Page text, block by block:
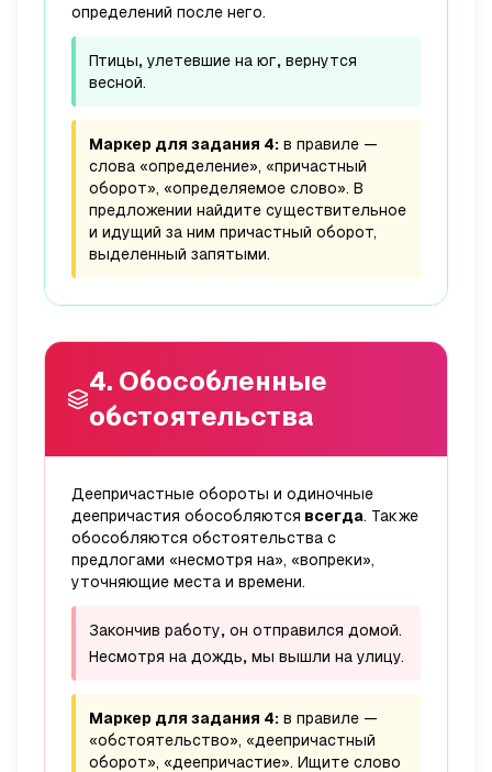
определений после него.
Птицы, улетевшие на юг, вернутся
весной.
Маркер для задания 4: в правиле —
слова «определение», «причастный
оборот», «определяемое слово». В
предложении найдите существительное
и идущий за ним причастный оборот,
выделенный запятыми.
4. Обособленные
обстоятельства
Деепричастные обороты и одиночные
деепричастия обособляются всегда. Также
обособляются обстоятельства с
предлогами «несмотря на», «вопреки»,
уточняющие места и времени.
Закончив работу, он отправился домой.
Несмотря на дождь, мы вышли на улицу.
Маркер для задания 4: в правиле —
«обстоятельство», «деепричастный
оборот», «деепричастие». Ищите слово